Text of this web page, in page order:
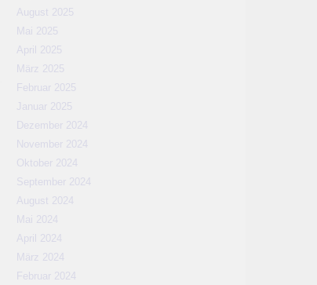
August 2025
Mai 2025
April 2025
März 2025
Februar 2025
Januar 2025
Dezember 2024
November 2024
Oktober 2024
September 2024
August 2024
Mai 2024
April 2024
März 2024
Februar 2024